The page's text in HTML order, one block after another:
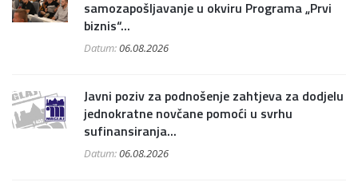
samozapošljavanje u okviru Programa „Prvi
biznis“...
Datum:06.08.2026
Javni poziv za podnošenje zahtjeva za dodjelu
jednokratne novčane pomoći u svrhu
sufinansiranja...
Datum:06.08.2026